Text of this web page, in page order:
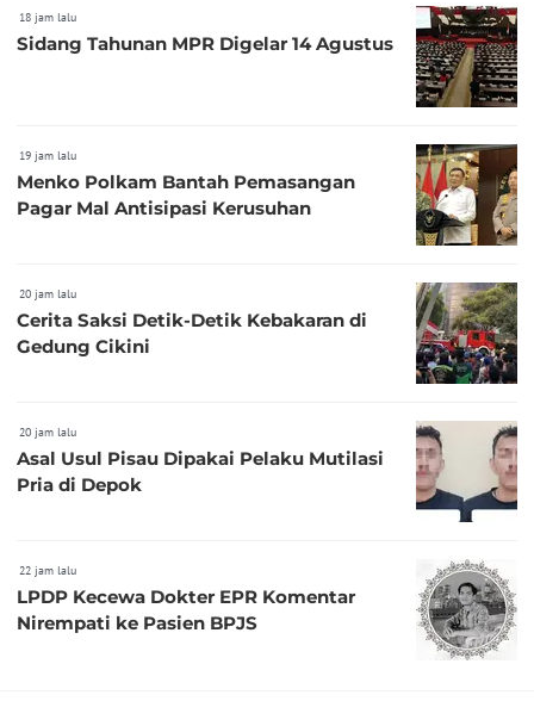
18 jam lalu
Sidang Tahunan MPR Digelar 14 Agustus
19 jam lalu
Menko Polkam Bantah Pemasangan
Pagar Mal Antisipasi Kerusuhan
20 jam lalu
Cerita Saksi Detik-Detik Kebakaran di
Gedung Cikini
20 jam lalu
Asal Usul Pisau Dipakai Pelaku Mutilasi
Pria di Depok
22 jam lalu
LPDP Kecewa Dokter EPR Komentar
Nirempati ke Pasien BPJS